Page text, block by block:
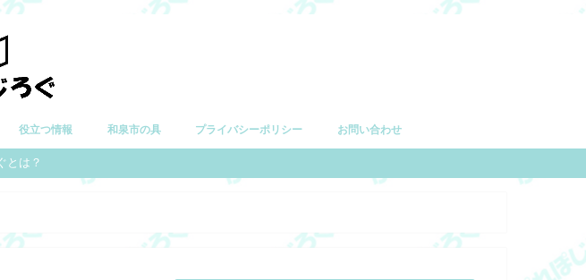
役立つ情報 和泉市の具 プライバシーポリシー お問い合わせ
とは？